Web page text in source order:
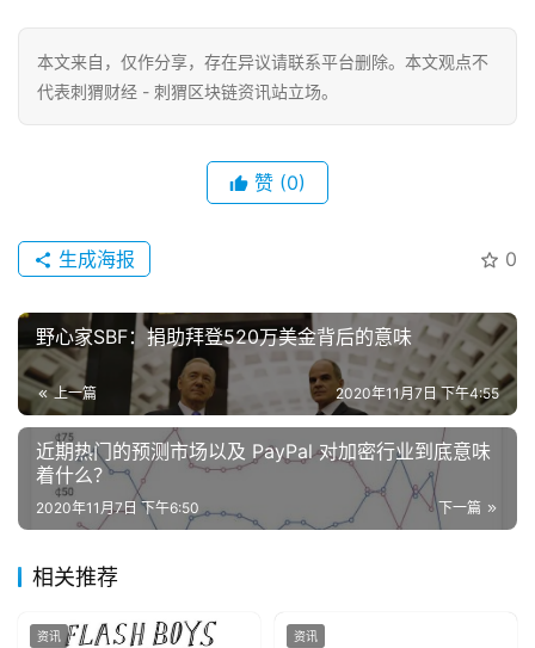
本文来自
，仅作分享，存在异议请联系平台删除。本文观点不
代表刺猬财经 - 刺猬区块链资讯站立场。
赞 (0)
0
生成海报
野心家SBF：捐助拜登520万美金背后的意味
上一篇 2020年11月7日 下午4:55
近期热门的预测市场以及 PayPal 对加密行业到底意味
着什么？
下一篇
2020年11月7日 下午6:50
相关推荐
资讯 资讯